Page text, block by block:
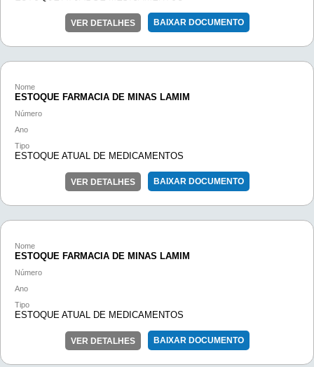
VER DETALHES BAIXAR DOCUMENTO
Nome
ESTOQUE FARMACIA DE MINAS LAMIM
Número
Ano
Tipo
ESTOQUE ATUAL DE MEDICAMENTOS
VER DETALHES BAIXAR DOCUMENTO
Nome
ESTOQUE FARMACIA DE MINAS LAMIM
Número
Ano
Tipo
ESTOQUE ATUAL DE MEDICAMENTOS
VER DETALHES BAIXAR DOCUMENTO